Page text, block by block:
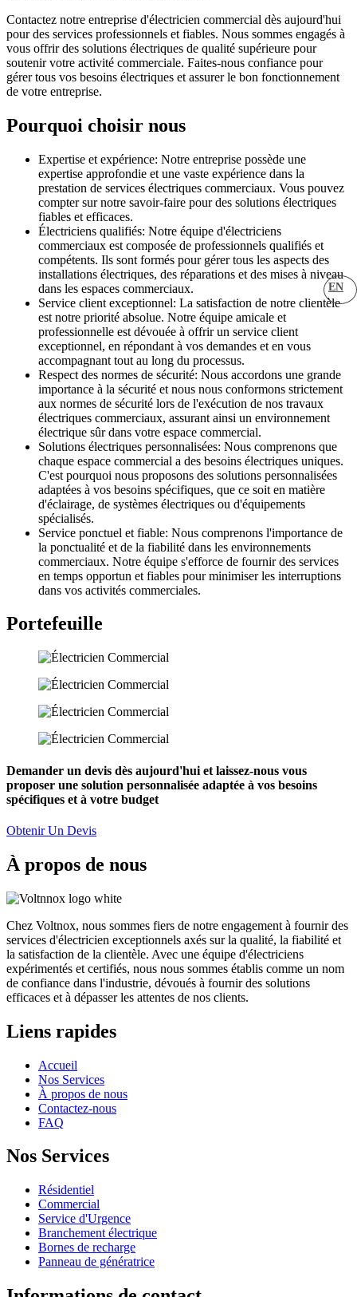
EN
Contactez notre entreprise d'électricien commercial dès aujourd'hui
pour des services professionnels et fiables. Nous sommes engagés à
vous offrir des solutions électriques de qualité supérieure pour
soutenir votre activité commerciale. Faites-nous confiance pour
gérer tous vos besoins électriques et assurer le bon fonctionnement
de votre entreprise.
Pourquoi choisir nous
Expertise et expérience: Notre entreprise possède une
expertise approfondie et une vaste expérience dans la
prestation de services électriques commerciaux. Vous pouvez
compter sur notre savoir-faire pour des solutions électriques
fiables et efficaces.
Électriciens qualifiés: Notre équipe d'électriciens
commerciaux est composée de professionnels qualifiés et
compétents. Ils sont formés pour gérer tous les aspects des
installations électriques, des réparations et des mises à niveau
dans les espaces commerciaux.
Service client exceptionnel: La satisfaction de notre clientèle
est notre priorité absolue. Notre équipe amicale et
professionnelle est dévouée à offrir un service client
exceptionnel, en répondant à vos demandes et en vous
accompagnant tout au long du processus.
Respect des normes de sécurité: Nous accordons une grande
importance à la sécurité et nous nous conformons strictement
aux normes de sécurité lors de l'exécution de nos travaux
électriques commerciaux, assurant ainsi un environnement
électrique sûr dans votre espace commercial.
Solutions électriques personnalisées: Nous comprenons que
chaque espace commercial a des besoins électriques uniques.
C'est pourquoi nous proposons des solutions personnalisées
adaptées à vos besoins spécifiques, que ce soit en matière
d'éclairage, de systèmes électriques ou d'équipements
spécialisés.
Service ponctuel et fiable: Nous comprenons l'importance de
la ponctualité et de la fiabilité dans les environnements
commerciaux. Notre équipe s'efforce de fournir des services
en temps opportun et fiables pour minimiser les interruptions
dans vos activités commerciales.
Portefeuille
Demander un devis dès aujourd'hui et laissez-nous vous
proposer une solution personnalisée adaptée à vos besoins
spécifiques et à votre budget
Obtenir Un Devis
À propos de nous
Chez Voltnox, nous sommes fiers de notre engagement à fournir des
services d'électricien exceptionnels axés sur la qualité, la fiabilité et
la satisfaction de la clientèle. Avec une équipe d'électriciens
expérimentés et certifiés, nous nous sommes établis comme un nom
de confiance dans l'industrie, dévoués à fournir des solutions
efficaces et à dépasser les attentes de nos clients.
Liens rapides
Accueil
Nos Services
À propos de nous
Contactez-nous
FAQ
Nos Services
Résidentiel
Commercial
Service d'Urgence
Branchement électrique
Bornes de recharge
Panneau de génératrice